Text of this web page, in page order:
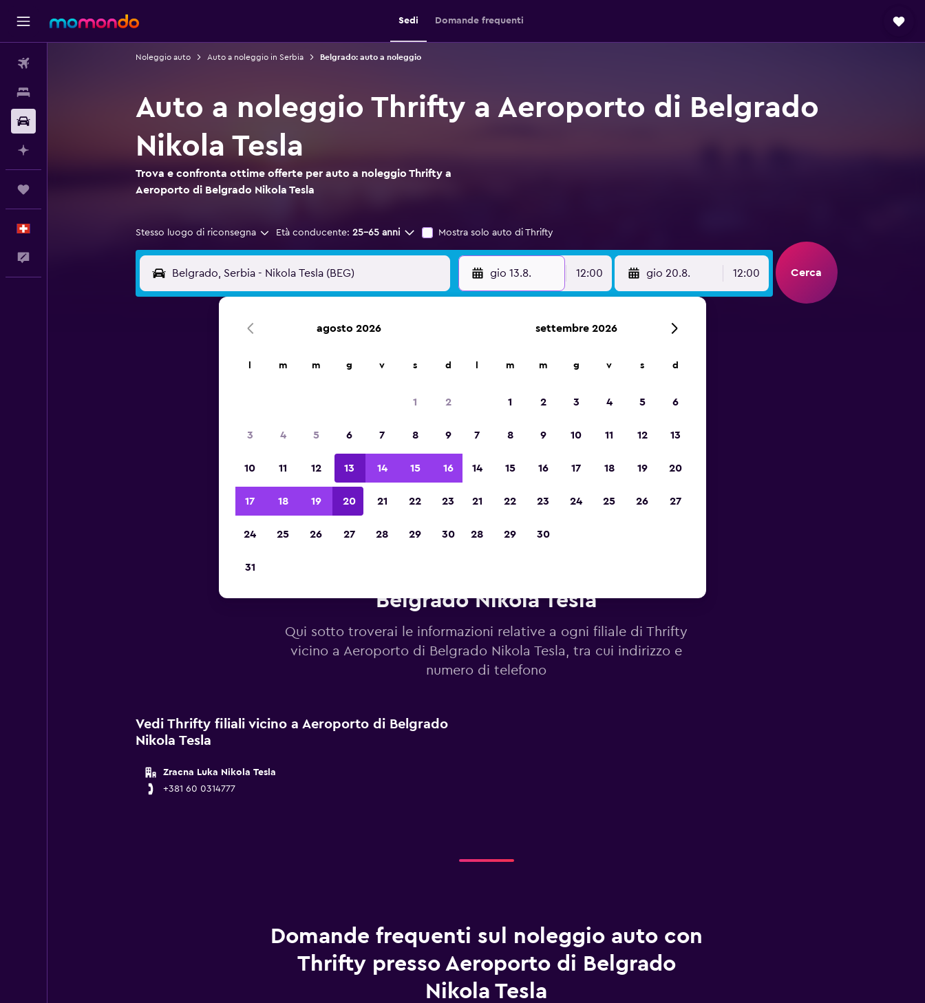
Sedi Domande frequenti
Noleggio auto Auto a noleggio in Serbia Belgrado: auto a noleggio
Auto a noleggio Thrifty a Aeroporto di Belgrado
Nikola Tesla
Trova e confronta ottime offerte per auto a noleggio Thrifty a
Aeroporto di Belgrado Nikola Tesla
Stesso luogo di riconsegna Età conducente: 25-65 anni Mostra solo auto di Thrifty
gio 13.8. 12:00 gio 20.8. 12:00 Cerca
d'Europa 2023
Belgrado Nikola Tesla
Qui sotto troverai le informazioni relative a ogni filiale di Thrifty
vicino a Aeroporto di Belgrado Nikola Tesla, tra cui indirizzo e
numero di telefono
Vedi Thrifty filiali vicino a Aeroporto di Belgrado
Nikola Tesla
Zracna Luka Nikola Tesla
+381 60 0314777
Domande frequenti sul noleggio auto con
Thrifty presso Aeroporto di Belgrado
Nikola Tesla
agosto 2026
m m g v s d
1 2
3 4 5 6 7 8 9
10 11 12 13 14 15 16
17 18 19 20 21 22 23
24 25 26 27 28 29 30
31
settembre 2026
m m g v s d
1 2 3 4 5 6
7 8 9 10 11 12 13
14 15 16 17 18 19 20
21 22 23 24 25 26 27
28 29 30